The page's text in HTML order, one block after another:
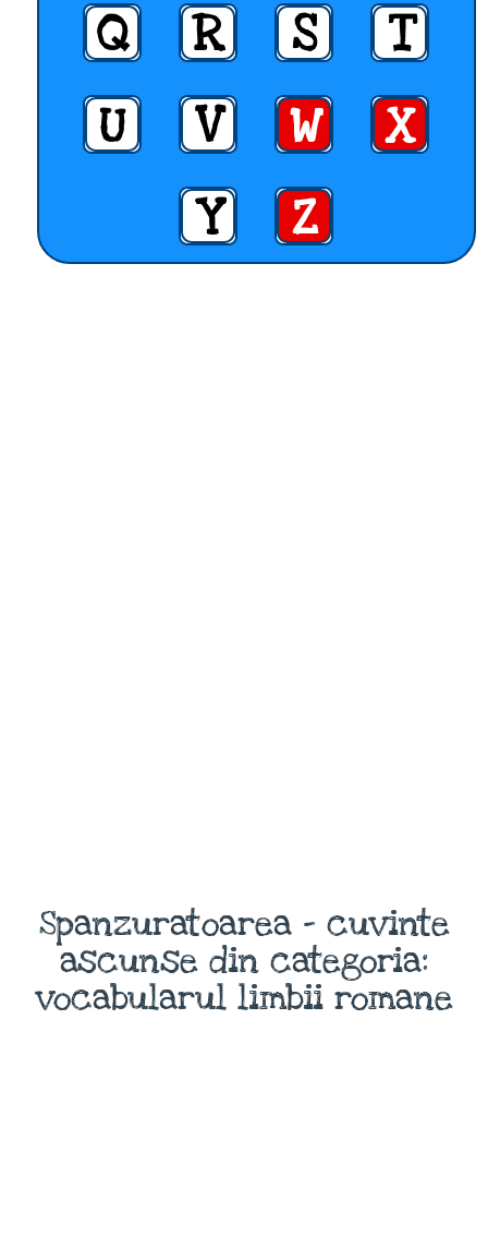
Q
R S
T
U
V W
X
Y
Z
Spanzuratoarea - cuvinte
ascunse din categoria:
vocabularul limbii romane